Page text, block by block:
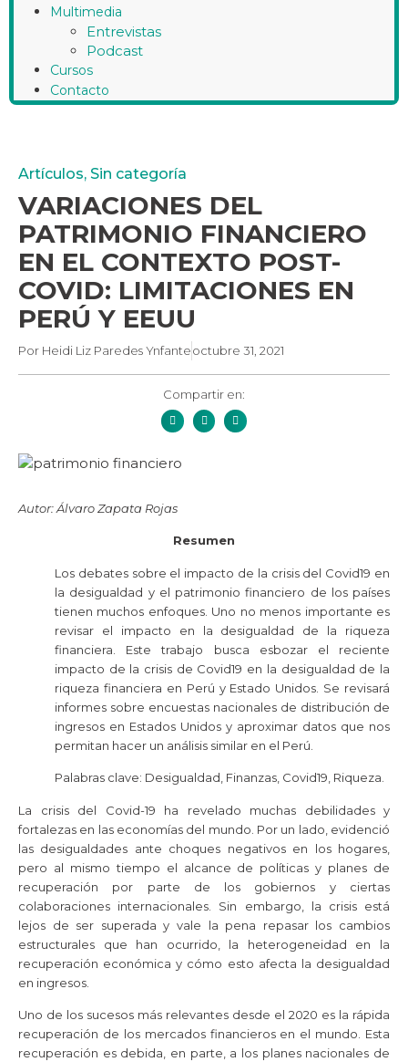
Multimedia
Entrevistas
Podcast
Cursos
Contacto
Artículos, Sin categoría
VARIACIONES DEL
PATRIMONIO FINANCIERO
EN EL CONTEXTO POST-
COVID: LIMITACIONES EN
PERÚ Y EEUU
Por Heidi Liz Paredes Ynfanteoctubre 31, 2021
Compartir en:
Autor: Álvaro Zapata Rojas
Resumen
Los debates sobre el impacto de la crisis del Covid19 en
la desigualdad y el patrimonio financiero de los países
tienen muchos enfoques. Uno no menos importante es
revisar el impacto en la desigualdad de la riqueza
financiera. Este trabajo busca esbozar el reciente
impacto de la crisis de Covid19 en la desigualdad de la
riqueza financiera en Perú y Estado Unidos. Se revisará
informes sobre encuestas nacionales de distribución de
ingresos en Estados Unidos y aproximar datos que nos
permitan hacer un análisis similar en el Perú.
Palabras clave: Desigualdad, Finanzas, Covid19, Riqueza.
La crisis del Covid-19 ha revelado muchas debilidades y
fortalezas en las economías del mundo. Por un lado, evidenció
las desigualdades ante choques negativos en los hogares,
pero al mismo tiempo el alcance de políticas y planes de
recuperación por parte de los gobiernos y ciertas
colaboraciones internacionales. Sin embargo, la crisis está
lejos de ser superada y vale la pena repasar los cambios
estructurales que han ocurrido, la heterogeneidad en la
recuperación económica y cómo esto afecta la desigualdad
en ingresos.
Uno de los sucesos más relevantes desde el 2020 es la rápida
recuperación de los mercados financieros en el mundo. Esta
recuperación es debida, en parte, a los planes nacionales de